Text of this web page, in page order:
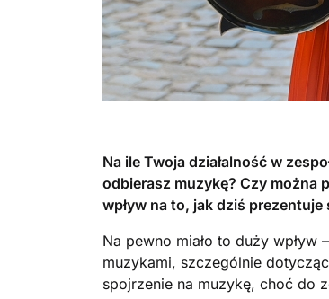
Na ile Twoja działalność w
odbierasz muzykę? Czy można
wpływ na to, jak dziś
Na pewno miało to duży
muzykami, szczególnie
spojrzenie na muzykę, choć do